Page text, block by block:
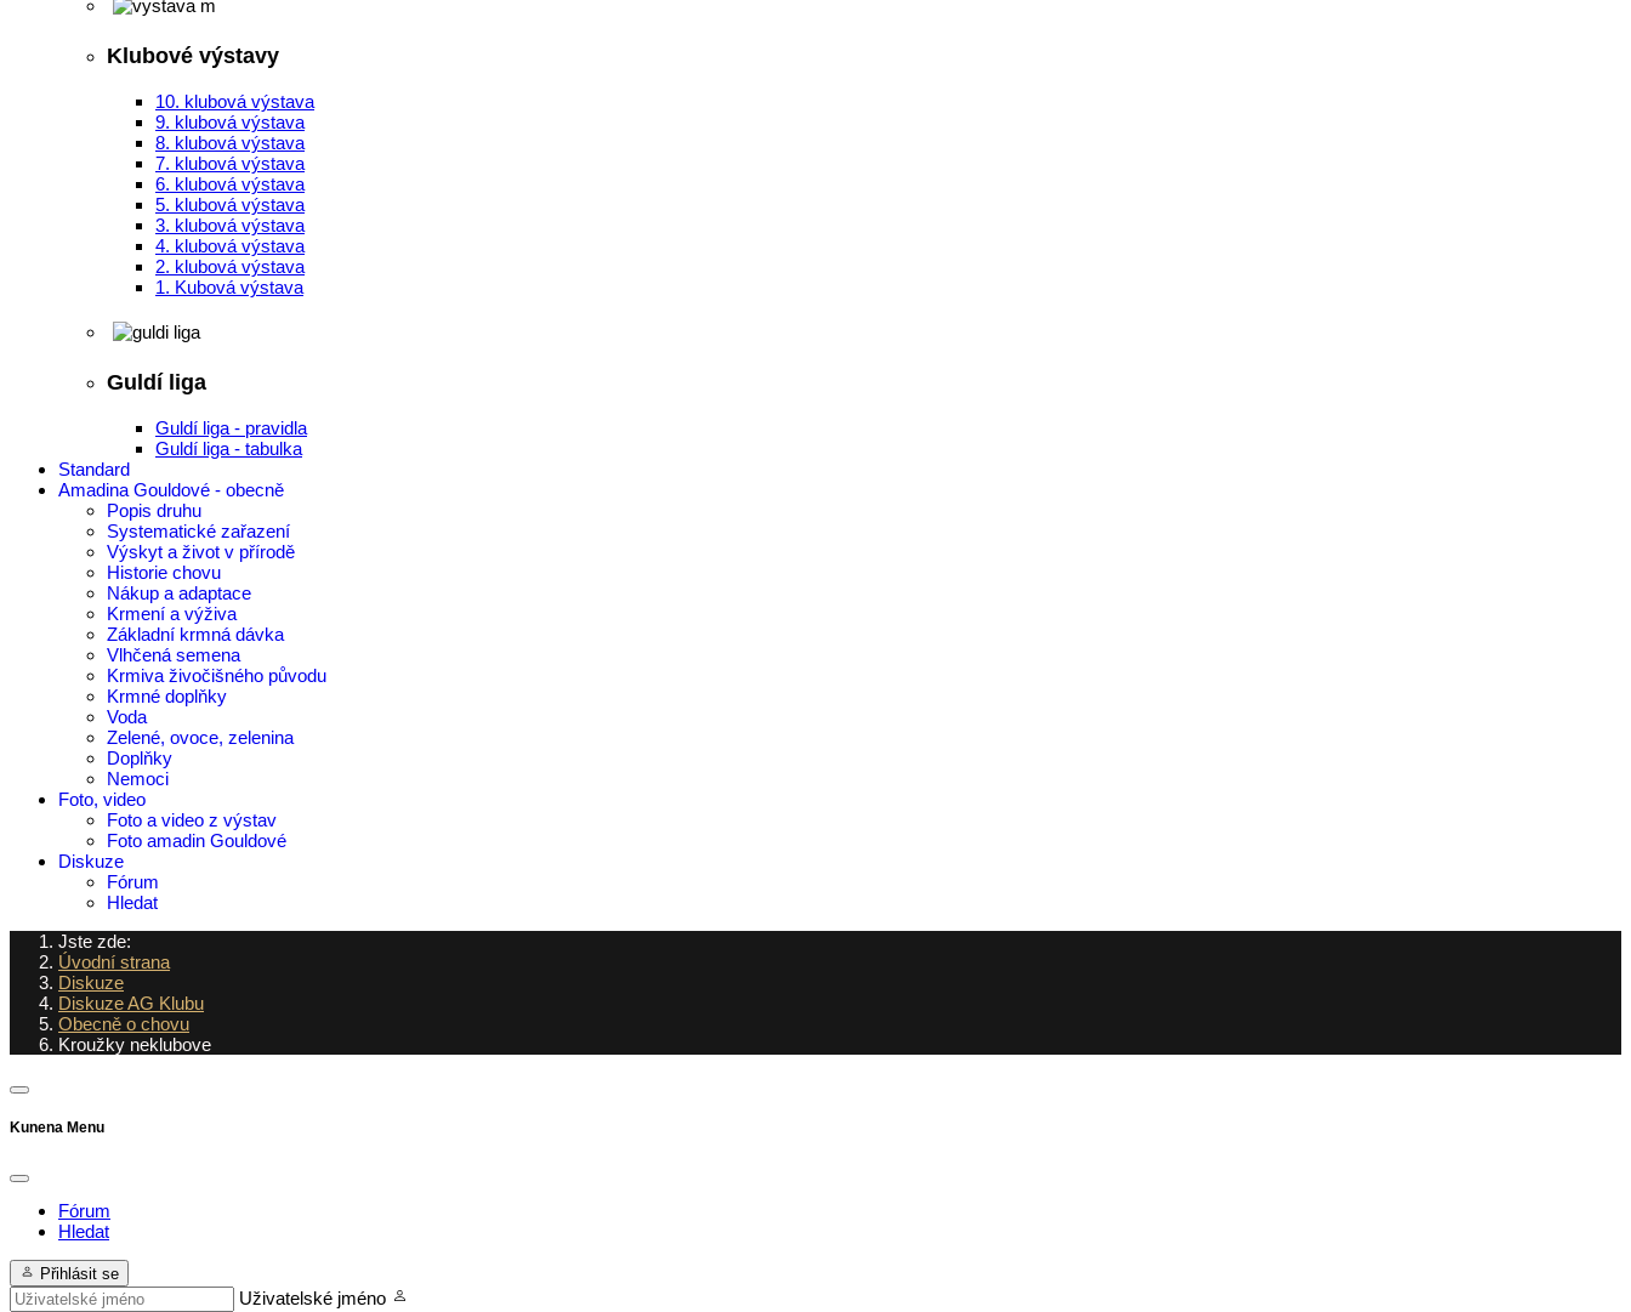
Klubové výstavy
10. klubová výstava
9. klubová výstava
8. klubová výstava
7. klubová výstava
6. klubová výstava
5. klubová výstava
3. klubová výstava
4. klubová výstava
2. klubová výstava
1. Kubová výstava
Guldí liga
Guldí liga - pravidla
Guldí liga - tabulka
Standard
Amadina Gouldové - obecně
Popis druhu
Systematické zařazení
Výskyt a život v přírodě
Historie chovu
Nákup a adaptace
Krmení a výživa
Základní krmná dávka
Vlhčená semena
Krmiva živočišného původu
Krmné doplňky
Voda
Zelené, ovoce, zelenina
Doplňky
Nemoci
Foto, video
Foto a video z výstav
Foto amadin Gouldové
Diskuze
Fórum
Hledat
Jste zde:
Úvodní strana
Diskuze
Diskuze AG Klubu
Obecně o chovu
Kroužky neklubove
Kunena Menu
Fórum
Hledat
Přihlásit se
Uživatelské jméno